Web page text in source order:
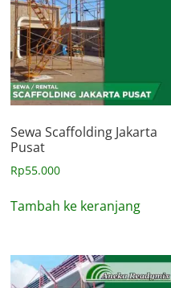
Sewa Scaffolding Jakarta
Pusat
Rp55.000
Tambah ke keranjang